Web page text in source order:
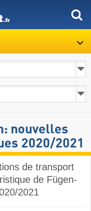
nouvelles
2020/2021
de transport
de Fügen-
2021